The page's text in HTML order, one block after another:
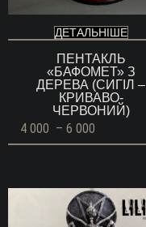
ДЕТАЛЬНІШЕ
ПЕНТАКЛЬ
«БАФОМЕТ» З
ДЕРЕВА (СИГІЛ –
КРИВАВО-
ЧЕРВОНИЙ)
4 000 – 6 000
цін:
до
6
000 ГРН